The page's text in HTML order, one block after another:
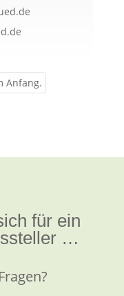
für ein
…